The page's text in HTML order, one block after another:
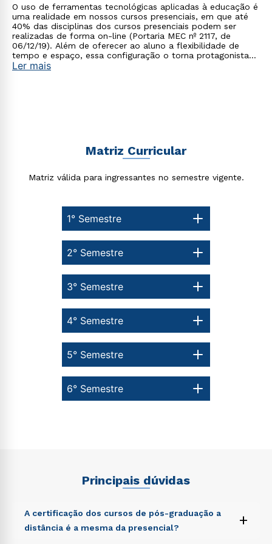
O uso de ferramentas tecnológicas aplicadas à educação é
uma realidade em nossos cursos presenciais, em que até
40% das disciplinas dos cursos presenciais podem ser
realizadas de forma on-line (Portaria MEC nº 2117, de
06/12/19). Além de oferecer ao aluno a flexibilidade de
tempo e espaço, essa configuração o torna protagonista
no processo de construção do seu conhecimento.
Ler mais
Matriz Curricular
Matriz válida para ingressantes no semestre vigente.
1° Semestre
6° Semestre
5° Semestre
4° Semestre
3° Semestre
2° Semestre
Principais dúvidas
A certificação dos cursos de pós-graduação a
distância é a mesma da presencial?
+
Rápido e fácil
WhatsApp
ou
autorizo que meus dados sejam utilizados para o
envio de conteúdos da Cruzeiro do Sul.